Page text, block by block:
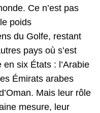
Ce n’est pas
poids
du Golfe, restant
pays où s’est
six États : l’Arabie
Émirats arabes
Mais leur rôle
mesure, leur